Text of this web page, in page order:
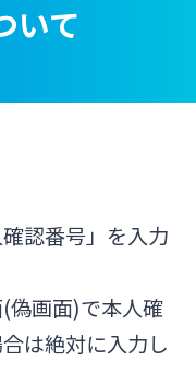
ンキング
ンキング
リーズ
いて
認番号」を入力
偽画面)で本人確
は絶対に入力し